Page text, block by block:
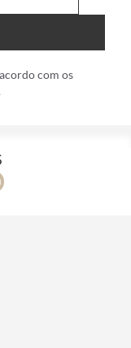
com os